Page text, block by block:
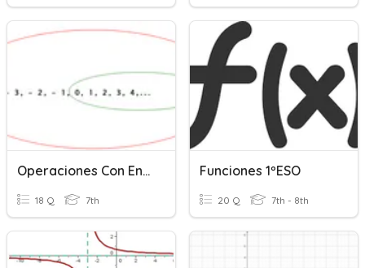
Operaciones Con Enteros
18 Q 7th
Funciones 1ºESO
20 Q 7th - 8th